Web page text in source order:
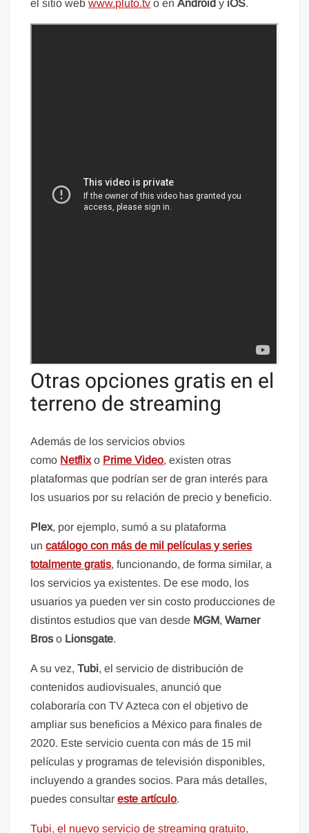
el sitio webwww.pluto.tv o enAndroidy iOS.
Otras opciones gratis en el
terreno de streaming
Además de los servicios obvios
como Netflixo Prime Video, existen otras
plataformas que podrían ser de gran interés para
los usuarios por su relación de precio y beneficio.
Plex, por ejemplo, sumó a su plataforma
uncatálogo con más de mil películas y series
totalmente gratis, funcionando, de forma similar, a
los servicios ya existentes. De ese modo, los
usuarios ya pueden ver sin costo producciones de
distintos estudios que van desde MGM,Warner
Bros o Lionsgate.
A su vez,Tubi, el servicio de distribución de
contenidos audiovisuales, anunció que
colaboraría con TV Azteca con el objetivo de
ampliar sus beneficios a México para finales de
2020. Este servicio cuenta con más de 15 mil
películas y programas de televisión disponibles,
incluyendo a grandes socios. Para más detalles,
puedes consultareste artículo.
Tubi, el nuevo servicio de streaming gratuito,